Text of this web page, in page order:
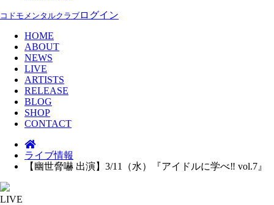
コドモメンタルクラブ ログイン
HOME
ABOUT
NEWS
LIVE
ARTISTS
RELEASE
BLOG
SHOP
CONTACT
ライブ情報
【幽世脅嚇 出演】3/11（水）『アイドルに学べ‼ vol.7』
LIVE